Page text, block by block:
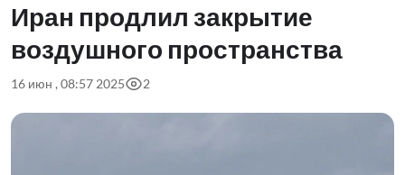
Иран продлил закрытие
воздушного пространства
16 июн , 08:57 2025 2